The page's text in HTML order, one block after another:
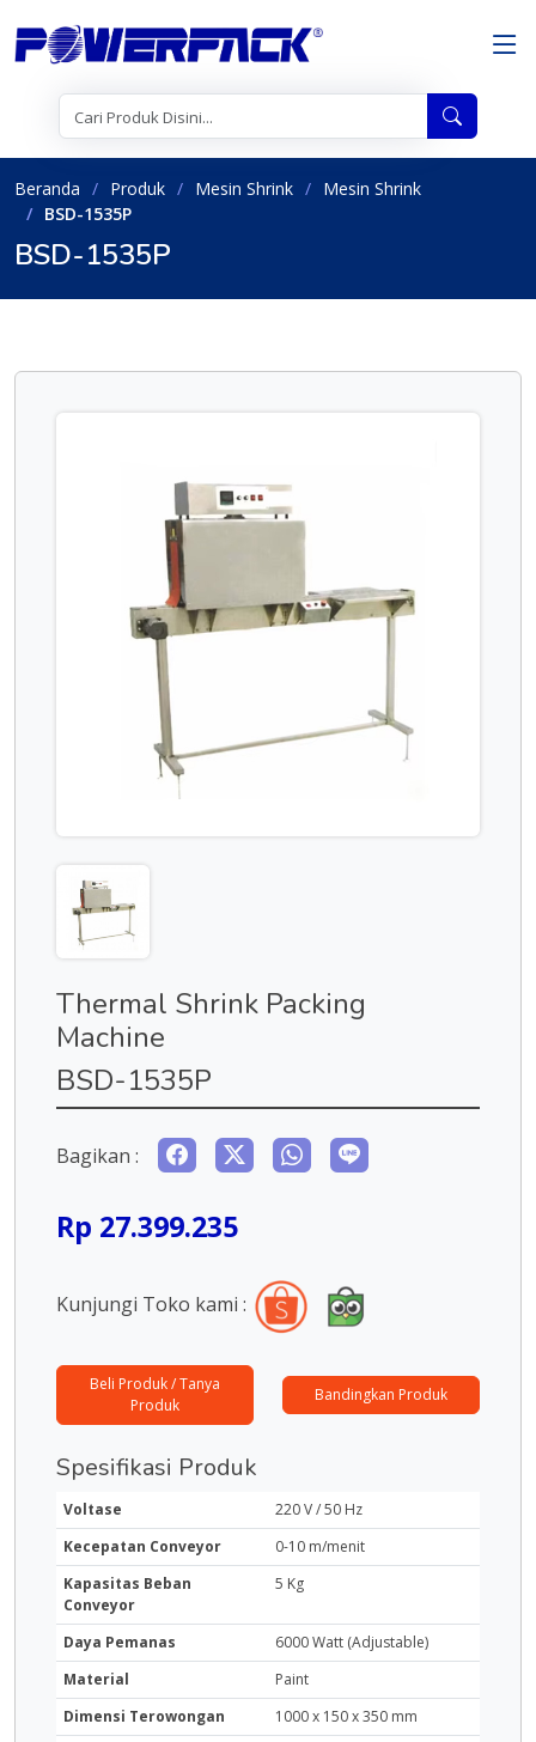
Beranda Produk Mesin Shrink
Mesin Shrink
BSD-1535P
BSD-1535P
Thermal Shrink Packing
Machine
BSD-1535P
Bagikan :
Rp 27.399.235
Kunjungi Toko kami :
Beli Produk / Tanya
Produk
Bandingkan Produk
Spesifikasi Produk
Voltase
220 V / 50 Hz
Kecepatan Conveyor
0-10 m/menit
Kapasitas Beban
Conveyor
5 Kg
Daya Pemanas
6000 Watt (Adjustable)
Material
Paint
Dimensi Terowongan
1000 x 150 x 350 mm